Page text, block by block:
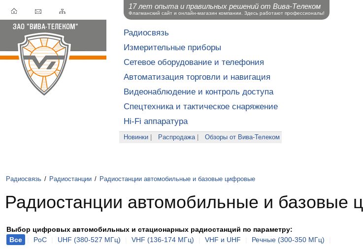
Радиосвязь
Измерительные приборы
Сетевое оборудование и телефония
Автоматизация торговли и навигация
Видеонаблюдение и контроль доступа
Спецтехника и тактическое снаряжение
Hi-Fi аппаратура
Новинки Распродажа| Обзоры от Вива-Телеком
Радиосвязь / Радиостанции / Радиостанции автомобильные и базовые цифровые
Радиостанции автомобильные и базовые
Выбор цифровых автомобильных и стационарных радиостанций по параметру:
Все
PoC UHF (380-527 МГц) VHF (136-174 МГц) VHF и UHF Речные (300-350 МГц)
17 лет опыта и правильных решений от Вива-Телеком
Флагманский сайт и онлайн-магазин компании. Здесь работают профессионалы!